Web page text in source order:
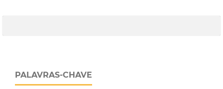
PALAVRAS-CHAVE